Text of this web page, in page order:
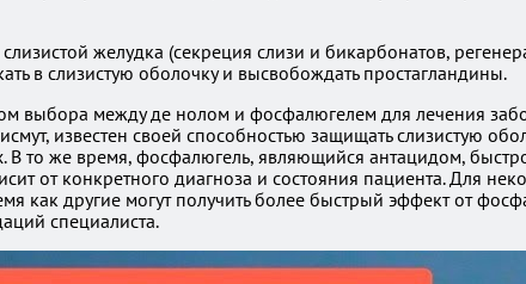
желудка (секреция слизи и бикарбонатов,
в слизистую оболочку и высвобождать простагландины.
выбора между де нолом и фосфалюгелем для лечения
известен своей способностью защищать слизистую
В то же время, фосфалюгель, являющийся антацидом,
от конкретного диагноза и состояния пациента. Для
как другие могут получить более быстрый эффект от
специалиста.